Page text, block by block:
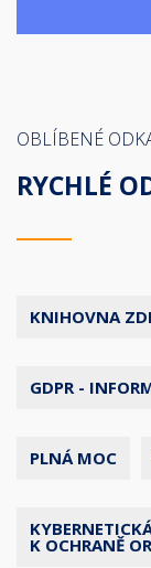
OBLÍBENÉ
RYCHLÉ
KNIHOVNA
GDPR -
PLNÁ MOC
K OCHRANĚ